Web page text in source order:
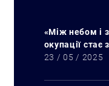
«Між небом і
окупації стає
23 / 05 / 2025